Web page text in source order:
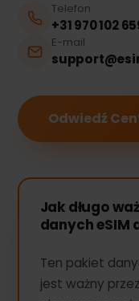
Telefon
+31 970 102
E-mail
Odwiedź
Jak długo
danych eSIM
Ten pakiet
jest ważny